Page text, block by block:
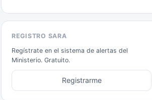
REGISTRO SARA
Regístrate en el sistema de alertas del
Ministerio. Gratuito.
Registrarme